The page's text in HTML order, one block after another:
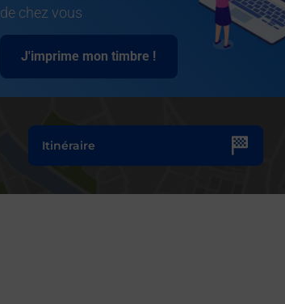
de chez vous
J'imprime mon timbre !
Itinéraire